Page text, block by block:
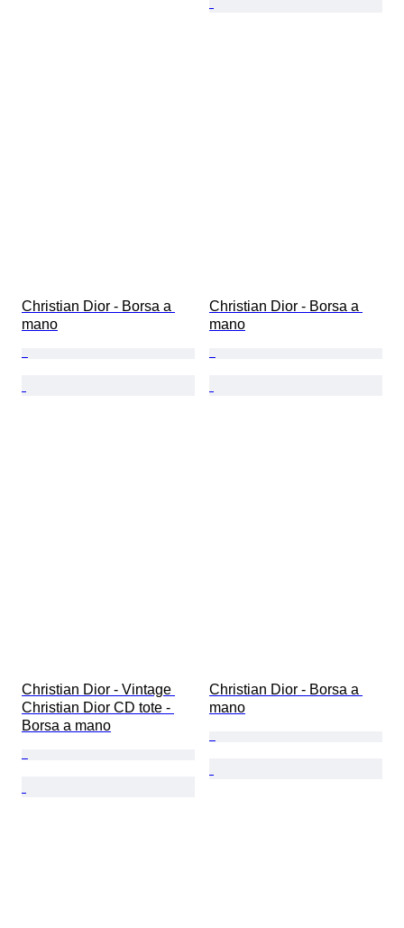
Christian Dior - Borsa a
mano
Christian Dior - Borsa a
mano
Christian Dior - Vintage
Christian Dior CD tote -
Borsa a mano
Christian Dior - Borsa a
mano